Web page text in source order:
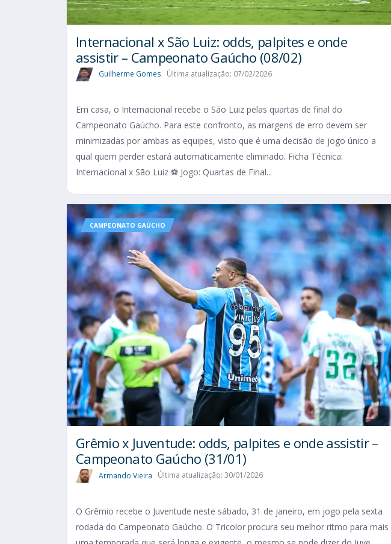
Internacional x São Luiz: odds, palpites e onde
assistir – Campeonato Gaúcho (08/02)
Guilherme Gomes Última atualização: 07/02/2026
Em casa, o Internacional recebe o São Luiz pelas quartas de final do
Campeonato Gaúcho. Para este confronto, as margens de erro devem ser
minimizadas por ambas as equipes, visto que é uma decisão de jogo único a
qual quem perder estará automaticamente eliminado. Ficha Técnica:
Internacional x São Luiz ⚽ Jogo: Quartas de Final...
CAMPEONATO GAÚCHO
Grêmio x Juventude: odds, palpites e onde assistir –
Campeonato Gaúcho (31/01)
Armando Vieira Última atualização: 30/01/2026
O Grêmio recebe o Juventude neste sábado, 31 de janeiro, em jogo pela sexta
rodada do Campeonato Gaúcho. O Tricolor procura seu melhor ritmo para mais